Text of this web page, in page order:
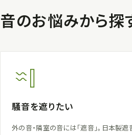
音のお悩みから探
騒音を遮りたい
外の音・隣室の音には「遮音」。日本製